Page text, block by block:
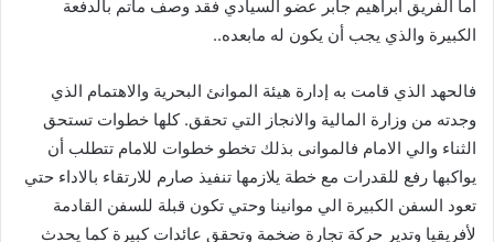
اما الفريق ابراهيم جابر عضو السيادي فقد وصف ماتم بالدفعة
الكبيرة والذي يجب أن يكون له مابعده..
فالحهد الذي قامت به إدارة هيئة الموانئ البحرية والاهتمام الذي
وجدته من وزارة المالية والانجاز التي تحقق. كلها خطوات تستحق
الثناء والي الامام فالموانى بذلك تخطو خطوات للامام تتطلب أن
يواكبها رفع للقدرات مع خطة يلازمها تنفيذ صارم للارتقاء بالاداء حتي
تعود السفن الكبيرة الي موانينا وحتي تكون قبلة للسفن القادمة
لأفريقيا وتدير حركة تجارة ضخمة وتحقق عائدات كبيرة كما يحدث